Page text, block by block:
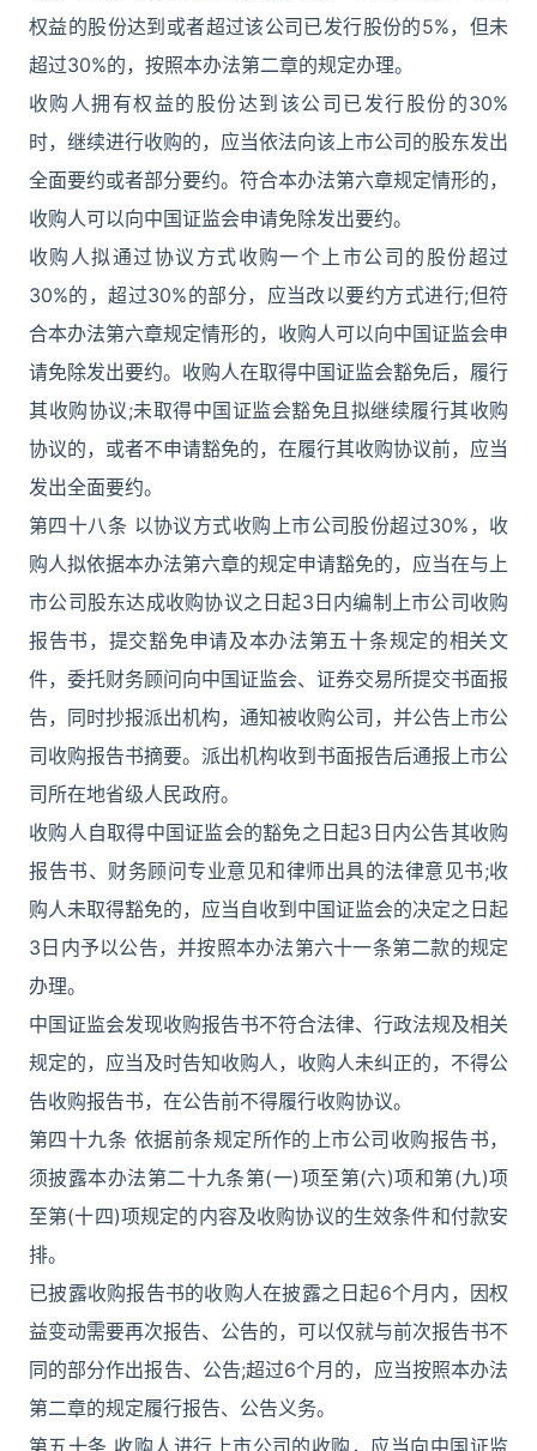
权益的股份达到或者超过该公司已发行股份的5%，但未
超过30%的，按照本办法第二章的规定办理。
收购人拥有权益的股份达到该公司已发行股份的30%
时，继续进行收购的，应当依法向该上市公司的股东发出
全面要约或者部分要约。符合本办法第六章规定情形的，
收购人可以向中国证监会申请免除发出要约。
收购人拟通过协议方式收购一个上市公司的股份超过
30%的，超过30%的部分，应当改以要约方式进行;但符
合本办法第六章规定情形的，收购人可以向中国证监会申
请免除发出要约。收购人在取得中国证监会豁免后，履行
其收购协议;未取得中国证监会豁免且拟继续履行其收购
协议的，或者不申请豁免的，在履行其收购协议前，应当
发出全面要约。
第四十八条 以协议方式收购上市公司股份超过30%，收
购人拟依据本办法第六章的规定申请豁免的，应当在与上
市公司股东达成收购协议之日起3日内编制上市公司收购
报告书，提交豁免申请及本办法第五十条规定的相关文
件，委托财务顾问向中国证监会、证券交易所提交书面报
告，同时抄报派出机构，通知被收购公司，并公告上市公
司收购报告书摘要。派出机构收到书面报告后通报上市公
司所在地省级人民政府。
收购人自取得中国证监会的豁免之日起3日内公告其收购
报告书、财务顾问专业意见和律师出具的法律意见书;收
购人未取得豁免的，应当自收到中国证监会的决定之日起
3日内予以公告，并按照本办法第六十一条第二款的规定
办理。
中国证监会发现收购报告书不符合法律、行政法规及相关
规定的，应当及时告知收购人，收购人未纠正的，不得公
告收购报告书，在公告前不得履行收购协议。
第四十九条 依据前条规定所作的上市公司收购报告书，
须披露本办法第二十九条第(一)项至第(六)项和第(九)项
至第(十四)项规定的内容及收购协议的生效条件和付款安
排。
已披露收购报告书的收购人在披露之日起6个月内，因权
益变动需要再次报告、公告的，可以仅就与前次报告书不
同的部分作出报告、公告;超过6个月的，应当按照本办法
第二章的规定履行报告、公告义务。
第五十条 收购人进行上市公司的收购，应当向中国证监